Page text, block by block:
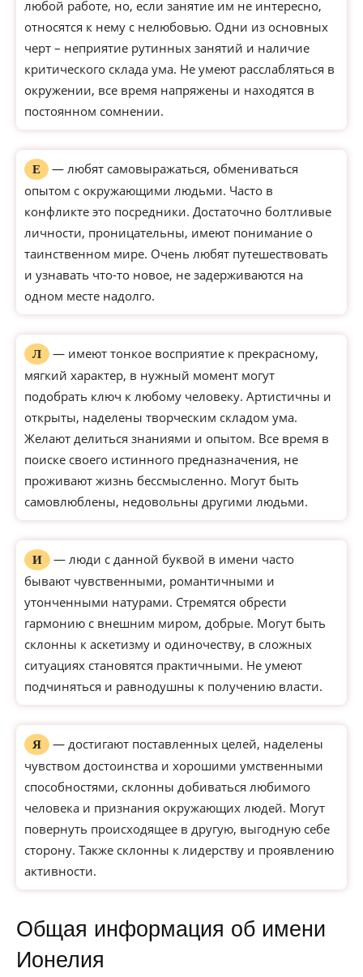
любой работе, но, если занятие им не интересно,
относятся к нему с нелюбовью. Одни из основных
черт – неприятие рутинных занятий и наличие
критического склада ума. Не умеют расслабляться в
окружении, все время напряжены и находятся в
постоянном сомнении.
Е
— любят самовыражаться, обмениваться
опытом с окружающими людьми. Часто в
конфликте это посредники. Достаточно болтливые
личности, проницательны, имеют понимание о
таинственном мире. Очень любят путешествовать
и узнавать что-то новое, не задерживаются на
одном месте надолго.
Л
— имеют тонкое восприятие к прекрасному,
мягкий характер, в нужный момент могут
подобрать ключ к любому человеку. Артистичны и
открыты, наделены творческим складом ума.
Желают делиться знаниями и опытом. Все время в
поиске своего истинного предназначения, не
проживают жизнь бессмысленно. Могут быть
самовлюблены, недовольны другими людьми.
И
— люди с данной буквой в имени часто
бывают чувственными, романтичными и
утонченными натурами. Стремятся обрести
гармонию с внешним миром, добрые. Могут быть
склонны к аскетизму и одиночеству, в сложных
ситуациях становятся практичными. Не умеют
подчиняться и равнодушны к получению власти.
Я
— достигают поставленных целей, наделены
чувством достоинства и хорошими умственными
способностями, склонны добиваться любимого
человека и признания окружающих людей. Могут
повернуть происходящее в другую, выгодную себе
сторону. Также склонны к лидерству и проявлению
активности.
Общая информация об имени
Ионелия